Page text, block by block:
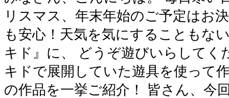
リスマス、年末年始のご予定はお
も安心！天気を気にすることもな
キド』に、 どうぞ遊びいらしてく
キドで展開していた遊具を使って
の作品を一挙ご紹介！ 皆さん、今